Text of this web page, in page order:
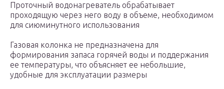
Проточный водонагреватель обрабатывает
проходящую через него воду в объеме, необходимом
для сиюминутного использования
Газовая колонка не предназначена для
формирования запаса горячей воды и поддержания
ее температуры, что объясняет ее небольшие,
удобные для эксплуатации размеры